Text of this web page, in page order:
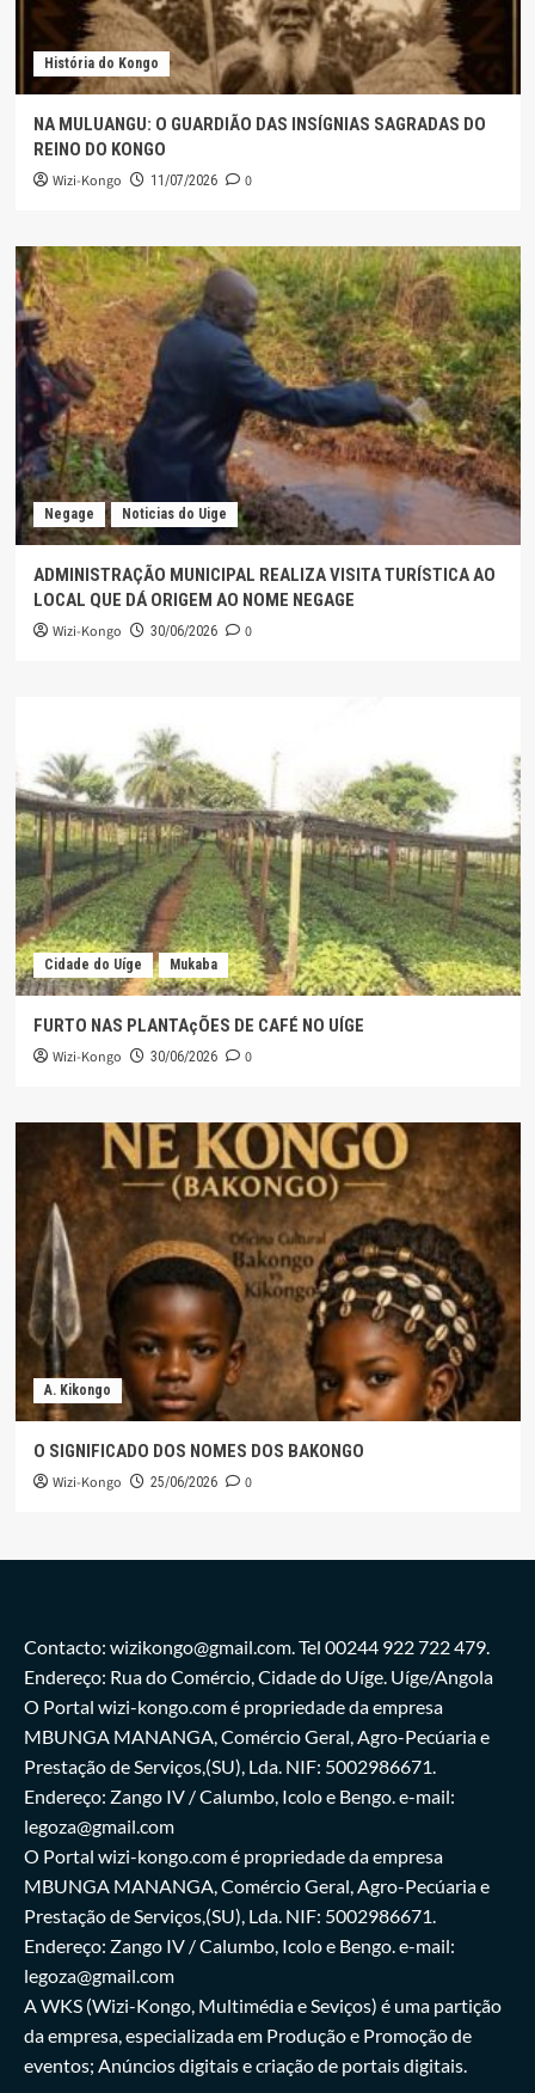
História do Kongo
NA MULUANGU: O GUARDIÃO DAS INSÍGNIAS SAGRADAS DO
REINO DO KONGO
Wizi-Kongo 11/07/2026 0
Negage Noticias do Uige
ADMINISTRAÇÃO MUNICIPAL REALIZA VISITA TURÍSTICA AO
LOCAL QUE DÁ ORIGEM AO NOME NEGAGE
Wizi-Kongo 30/06/2026 0
Cidade do Uíge Mukaba
FURTO NAS PLANTAçÕES DE CAFÉ NO UÍGE
Wizi-Kongo 30/06/2026 0
A. Kikongo
O SIGNIFICADO DOS NOMES DOS BAKONGO
Wizi-Kongo 25/06/2026 0
Contacto: wizikongo@gmail.com. Tel 00244 922 722 479.
Endereço: Rua do Comércio, Cidade do Uíge. Uíge/Angola
O Portal wizi-kongo.com é propriedade da empresa
MBUNGA MANANGA, Comércio Geral, Agro-Pecúaria e
Prestação de Serviços,(SU), Lda. NIF: 5002986671.
Endereço: Zango IV / Calumbo, Icolo e Bengo. e-mail:
legoza@gmail.com
O Portal wizi-kongo.com é propriedade da empresa
MBUNGA MANANGA, Comércio Geral, Agro-Pecúaria e
Prestação de Serviços,(SU), Lda. NIF: 5002986671.
Endereço: Zango IV / Calumbo, Icolo e Bengo. e-mail:
legoza@gmail.com
A WKS (Wizi-Kongo, Multimédia e Seviços) é uma partição
da empresa, especializada em Produção e Promoção de
eventos; Anúncios digitais e criação de portais digitais.